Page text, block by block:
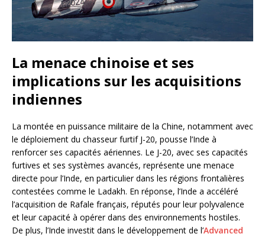
La menace chinoise et ses
implications sur les acquisitions
indiennes
La montée en puissance militaire de la Chine, notamment avec
le déploiement du chasseur furtif J-20, pousse l’Inde à
renforcer ses capacités aériennes. Le J-20, avec ses capacités
furtives et ses systèmes avancés, représente une menace
directe pour l’Inde, en particulier dans les régions frontalières
contestées comme le Ladakh. En réponse, l’Inde a accéléré
l’acquisition de Rafale français, réputés pour leur polyvalence
et leur capacité à opérer dans des environnements hostiles.
De plus, l’Inde investit dans le développement de l’Advanced